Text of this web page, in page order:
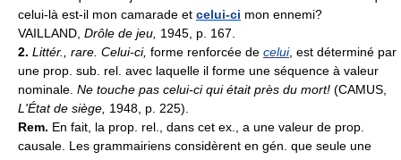
celui-là est-il mon camarade et celui-ci mon ennemi?
VAILLAND, Drôle de jeu, 1945, p. 167.
2. Littér., rare. Celui-ci, forme renforcée de celui, est déterminé par
une prop. sub. rel. avec laquelle il forme une séquence à valeur
nominale. Ne touche pas celui-ci qui était près du mort! (CAMUS,
L'État de siège, 1948, p. 225).
Rem. En fait, la prop. rel., dans cet ex., a une valeur de prop.
causale. Les grammairiens considèrent en gén. que seule une